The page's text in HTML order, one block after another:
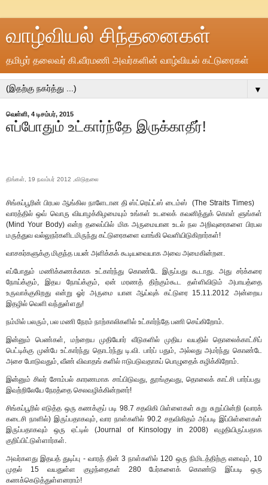
வாழ்வியல் சிந்தனைகள்
தமிழர் தலைவர் கி.வீரமணி அவர்களின் வாழ்வியல் கட்டுரைகள்
▼
வெள்ளி, 4 டிசம்பர், 2015
எப்போதும் உட்கார்ந்தே இருக்காதீர்!
திங்கள், 19 நவம்பர் 2012 ,விடுதலை
சிங்கப்பூரின் பிரபல ஆங்கில நாளேடான தி ஸ்ட்ரெய்ட்ஸ் டைம்ஸ் (The Straits Times)
வாரத்தில் ஒவ் வொரு வியாழக்கிழமையும் உங்கள் உடலைக் கவனித்துக் கொள் ளுங்கள்
(Mind Your Body) என்ற தலைப்பில் மிக அருமையான உடல் நல அறிவுரைகளை பிரபல
மருத்துவ வல்லுநர்களிடமிருந்து கட்டுரைகளை வாங்கி வெளியிடுகிறார்கள்!
வாசகர்களுக்கு மிகுந்த பயன் அளிக்கக் கூடியவையாக அவை அமைகின்றன.
எப்போதும் மணிக்கணக்காக உட்கார்ந்து கொண்டே இருப்பது கூடாது. அது சர்க்கரை
நோய்க்கும், இதய நோய்க்கும், ஏன் மரணத் திற்கும்கூட தள்ளிவிடும் அபாயத்தை
உருவாக்குகிறது என்று ஓர் அருமை யான ஆய்வுக் கட்டுரை 15.11.2012 அன்றைய
இதழில் வெளி வந்துள்ளது!
நம்மில் பலரும், பல மணி நேரம் நாற்காலிகளில் உட்கார்ந்தே பணி செய்கிறோம்.
இன்னும் பெண்கள், மற்றைய முதியோர் வீடுகளில் முதிய வயதில் தொலைக்காட்சிப்
பெட்டிக்கு முன்பே உட்கார்ந்து தொடர்ந்து டி.வி. பார்ப் பதும், அல்லது அமர்ந்து கொண்டே
அசை போடுவதும், வீண் விவாதங் களில் ஈடுபடுவதாகப் பொழுதைக் கழிக்கிறோம்.
இன்னும் சிலர் சோம்பல் காரணமாக சாப்பிடுவது, தூங்குவது, தொலைக் காட்சி பார்ப்பது
இவற்றிலேயே நேரத்தை செலவழிக்கின்றனர்!
சிங்கப்பூரில் எடுத்த ஒரு கணக்குப் படி 98.7 சதவிகி பிள்ளைகள் சுறு சுறுப்பின்றி (வாரக்
கடைசி நாளில்) இருப்பதாகவும், வார நாள்களில் 90.2 சதவிகிதம் அப்படி இப்பிள்ளைகள்
இருப்பதாகவும் ஒரு ஏட்டில் (Journal of Kinsology in 2008) எழுதியிருப்பதாக
குறிப்பிட்டுள்ளார்கள்.
அவர்களது இதயத் துடிப்பு - வாரத் தின் 3 நாள்களில் 120 ஒரு நிமிடத்திற்கு எனவும், 10
முதல் 15 வயதுள்ள குழந்தைகள் 280 பேர்களைக் கொண்டு இப்படி ஒரு
கணக்கெடுத்துள்ளனராம்!